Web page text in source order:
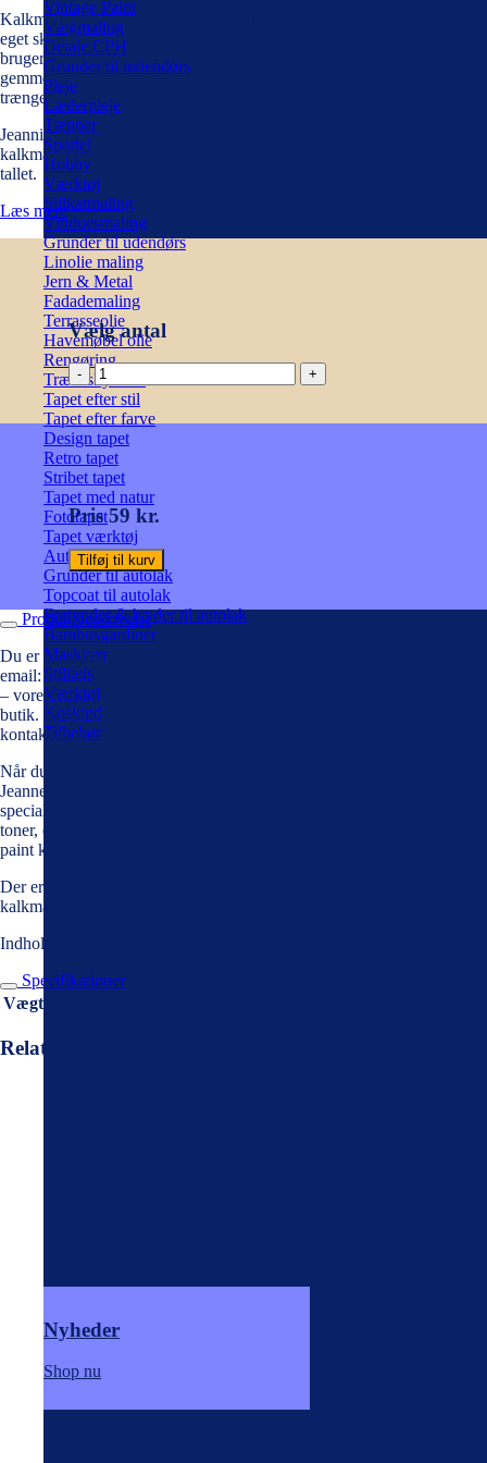
Vintage Paint
Vægmaling
Detale CPH
Grunder til indendørs
Pleje
Læderpleje
Tæpper
Spartel
Hobby
Værktøj
Silikatmaling
Vinduesmaling
Grunder til udendørs
Linolie maling
Jern & Metal
Fadademaling
Terrasseolie
Havemøbel olie
Rengøring
Træbeskyttelse
Tapet efter stil
Tapet efter farve
Design tapet
Retro tapet
Stribet tapet
Tapet med natur
Fototapet
Tapet værktøj
Autolak på spray
Grunder til autolak
Topcoat til autolak
Fortynder & hæder til autolak
Bambusgardiner
Maskiner
Stillads
Værktøj
Koskind
Tilbehør
Nyheder
Shop nu
Kalkmaling giver en utrolig smuk kalkmat overflade der har sit helt
eget skær. Du kan bruge kalkmaling til møbler og bolig accessories. Vi
bruger især kalkmaling til loppemarkedsfund, småmøbler fra
gemmerne og fra genbrugsbutikken, en havebænk eller urtepotter der
trænger til en kærlig opfriskning.
Jeannie d’Arc Vintage Paint er en vandfortyndbar, miljøvenlig
kalkmaling, og en moderne udgave af gamle kalkmalinger fra 1400-
tallet.
Læs mere
Vælg antal
Kalkmaling
-
Rusty
Orange
100ml
antal
Pris 59 kr.
Tilføj til kurv
Produktbeskrivelse
Du er velkommen til at ringe med dine spørgsmål på tlf 4636 1666,
email: farvehusetroskilde@gmail.com eller besøge butikken i Roskilde
– vores faguddannede personale står klar ved både telefon, email og i
butik. Er der et produkt du ikke kan finde på webshoppen, håber vi du
kontakter os!
Når du køber Jeanne d’Arc Vintage paint kalkmaling, køber du dansk.
Jeanne d’Arc Vintage paint kalkmaling fås i et vælg af smukke,
specialudviklede farver. Du finder både neutrale grå, og dybe, smukke
toner, og charmerende pastelfarver. Det har gjort Jeanne d’Arc Vintage
paint kalkmaling til et hit i boligindretningen overalt i Danmark.
Der er 3-10 dages leveringstid på Jeanne d’Arc Vintage paint
kalkmaling.
Indhold: 100 ml
Specifikationer
Vægt
Relaterede varer